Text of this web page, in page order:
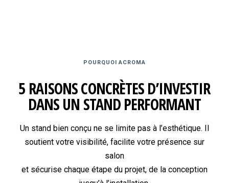
POURQUOI ACROMA
5 RAISONS CONCRÈTES D’INVESTIR
DANS UN STAND PERFORMANT
Un stand bien conçu ne se limite pas à l’esthétique. Il
soutient votre visibilité, facilite votre présence sur
salon
et sécurise chaque étape du projet, de la conception